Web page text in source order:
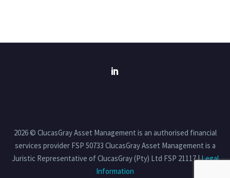
2026 © ClucasGray Asset Management is an authorised financial
services provider FSP 50733 ClucasGray Asset Management is a
Juristic Representative of ClucasGray (Pty) Ltd FSP 21117 |Legal
Information